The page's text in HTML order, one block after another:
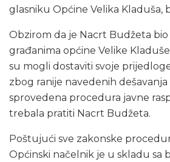
glasniku Općine Velika Kladuša,
Obzirom da je Nacrt Budžeta
građanima općine Velike Kladuše
su mogli dostaviti svoje
zbog ranije navedenih dešavanja
sprovedena procedura javne
trebala pratiti Nacrt Budžeta.
Poštujući sve zakonske
Općinski načelnik je u skladu sa